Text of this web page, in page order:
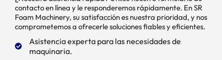
contacto en línea y le responderemos rápidamente. En SR
Foam Machinery, su satisfacción es nuestra prioridad, y nos
comprometemos a ofrecerle soluciones fiables y eficientes.
Asistencia experta para las necesidades de
maquinaria.